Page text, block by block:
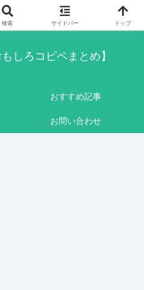
書かれている内容は基本的にフィクシ
です。
しろコピペまとめ】
おすすめ記事
お問い合わせ
検索 サイドバー トップ